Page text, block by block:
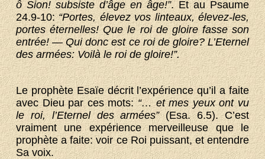
ô Sion! subsiste d’âge en âge!”. Et au Psaume
24.9-10:“Portes, élevez vos linteaux, élevez-les,
portes éternelles! Que le roi de gloire fasse son
entrée! — Qui donc est ce roi de gloire? L’Eternel
des armées: Voilà le roi de gloire!”.
Le prophète Esaïe décrit l’expérience qu’il a faite
avec Dieu par ces mots:“… et mes yeux ont vu
le roi, l’Eternel des armées”(Esa. 6.5). C’est
vraiment une expérience merveilleuse que le
prophète a faite: voir ce Roi puissant, et entendre
Sa voix.